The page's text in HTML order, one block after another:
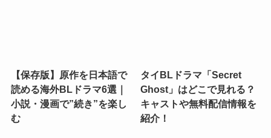
【保存版】原作を日本語で
読める海外BLドラマ6選｜
小説・漫画で”続き”を楽し
む
タイBLドラマ「Secret
Ghost」はどこで見れる？
キャストや無料配信情報を
紹介！